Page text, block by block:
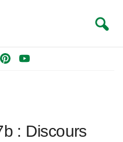
r
Y
b
a
: Discours